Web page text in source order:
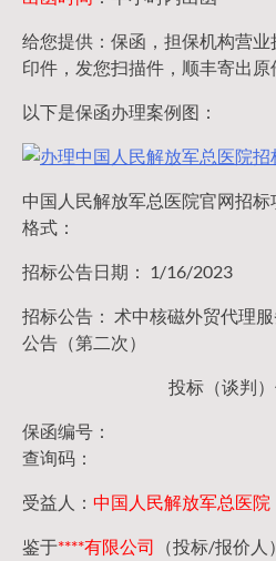
给您提供：保函，担保机构营
印件，发您扫描件，顺丰寄出原
以下是保函办理案例图：
中国人民解放军总医院官网招
格式：
招标公告日期： 1/16/2023
招标公告： 术中核磁外贸代理
公告（第二次）
投标（谈判
保函编号：
查询码：
受益人： 中国人民解放军总医院
鉴于****有限公司 （投标/报价